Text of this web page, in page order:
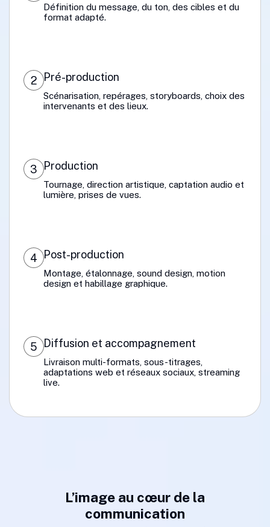
Définition du message, du ton, des cibles et du
format adapté.
2 Pré-production
Scénarisation, repérages, storyboards, choix des
intervenants et des lieux.
3 Production
Tournage, direction artistique, captation audio et
lumière, prises de vues.
4 Post-production
Montage, étalonnage, sound design, motion
design et habillage graphique.
5 Diffusion et accompagnement
Livraison multi-formats, sous-titrages,
adaptations web et réseaux sociaux, streaming
live.
L’image au cœur de la
communication